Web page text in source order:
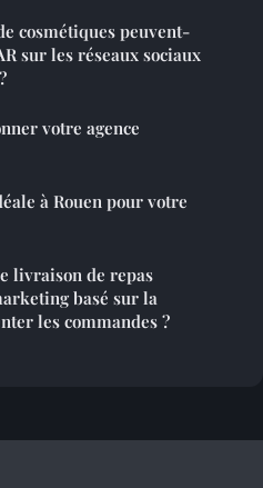
cosmétiques peuvent-
sur les réseaux sociaux
votre agence
à Rouen pour votre
livraison de repas
basé sur la
les commandes ?